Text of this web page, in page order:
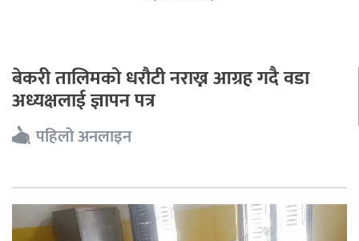
बेकरी तालिमको धरौटी नराख्न आग्रह गदै वडा
अध्यक्षलाई ज्ञापन पत्र
पहिलो अनलाइन